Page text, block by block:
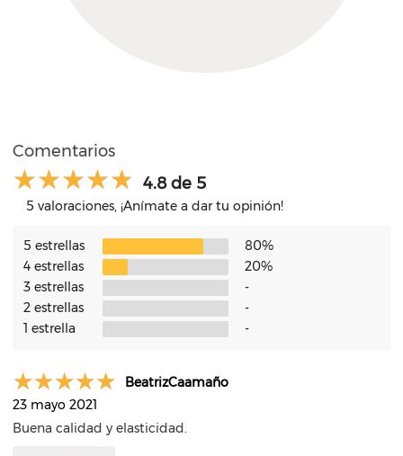
Comentarios
4.8 de 5
5 valoraciones, ¡Anímate a dar tu opinión!
5 estrellas
80%
4 estrellas
20%
3 estrellas
-
2 estrellas
-
1 estrella
-
BeatrizCaamaño
23 mayo 2021
Buena calidad y elasticidad.